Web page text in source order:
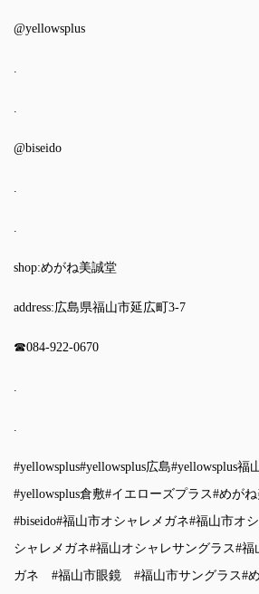
@yellowsplus
@biseido
shop:めがね美誠堂
address:広島県福山市延広町3-7
☎︎084-922-0670
#yellowsplus#yellowsplus広島#yellowsplus福
#yellowsplus倉敷#イエローズプラス#めが
#biseido#福山市オシャレメガネ#福山市オ
シャレメガネ#福山オシャレサングラス#福
ガネ
#福山市眼鏡 #福山市サングラス#